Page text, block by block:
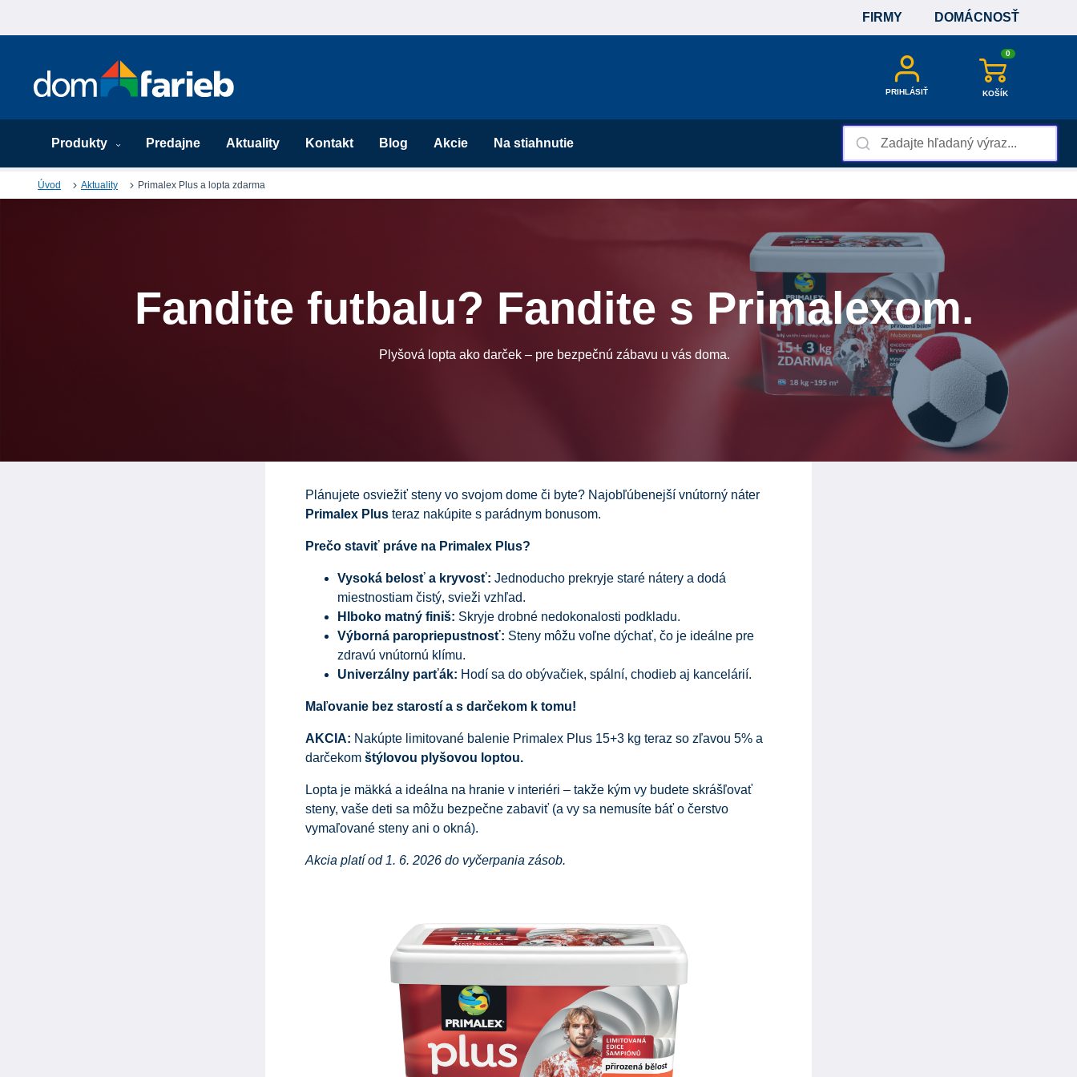
FIRMY DOMÁCNOSŤ
PRIHLÁSIŤ
0
KOŠÍK
Produkty Predajne Aktuality Kontakt Blog Akcie Na stiahnutie
Úvod Aktuality Primalex Plus a lopta zdarma
Fandite futbalu? Fandite s Primalexom.
Plyšová lopta ako darček – pre bezpečnú zábavu u vás doma.
Plánujete osviežiť steny vo svojom dome či byte? Najobľúbenejší vnútorný náter
Primalex Plus teraz nakúpite s parádnym bonusom.
Prečo staviť práve na Primalex Plus?
Vysoká belosť a kryvosť: Jednoducho prekryje staré nátery a dodá
miestnostiam čistý, svieži vzhľad.
Hlboko matný finiš: Skryje drobné nedokonalosti podkladu.
Výborná paropriepustnosť: Steny môžu voľne dýchať, čo je ideálne pre
zdravú vnútornú klímu.
Univerzálny parťák: Hodí sa do obývačiek, spální, chodieb aj kancelárií.
Maľovanie bez starostí a s darčekom k tomu!
AKCIA: Nakúpte limitované balenie Primalex Plus 15+3 kg teraz so zľavou 5% a
darčekom štýlovou plyšovou loptou.
Lopta je mäkká a ideálna na hranie v interiéri – takže kým vy budete skrášľovať
steny, vaše deti sa môžu bezpečne zabaviť (a vy sa nemusíte báť o čerstvo
vymaľované steny ani o okná).
Akcia platí od 1. 6. 2026 do vyčerpania zásob.